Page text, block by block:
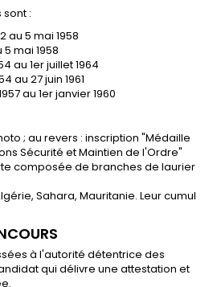
:
au 5 mai 1958
5 mai 1958
au 1er juillet 1964
au 27 juin 1961
au 1er janvier 1960
; au revers : inscription "Médaille
Sécurité et Maintien de l'Ordre"
composée de branches de laurier
Sahara, Mauritanie. Leur cumul
à l'autorité détentrice des
qui délivre une attestation et